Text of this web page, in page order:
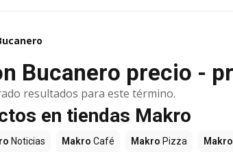
Bucanero precio -
resultados para este término.
en tiendas Makro
Noticias Makro Café Makro Pizza Makro